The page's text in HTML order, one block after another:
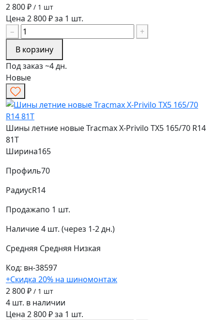
2 800 ₽ / 1 шт
Цена 2 800 ₽ за 1 шт.
−
+
В корзину
Под заказ ~4 дн.
Новые
Шины летние новые Tracmax X-Privilo TX5 165/70 R14
81T
Ширина165
Профиль70
РадиусR14
Продажапо 1 шт.
Наличие4 шт. (через 1-2 дн.)
Средняя Средняя Низкая
Код: вн-38597
+Скидка 20% на шиномонтаж
2 800 ₽ / 1 шт
4 шт. в наличии
Цена 2 800 ₽ за 1 шт.